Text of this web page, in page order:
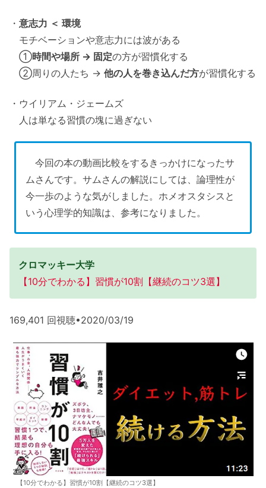
・ 意志力 ＜ 環境
モチベーションや意志力には波がある
①時間や場所 → 固定の方が習慣化する
②周りの人たち → 他の人を巻き込んだ方が習慣化する
・ウイリアム・ジェームズ
人は単なる習慣の塊に過ぎない
今回の本の動画比較をするきっかけになったサ
ムさんです。サムさんの解説にしては、論理性が
今一歩のような気がしました。ホメオスタシスと
いう心理学的知識は、参考になりました。
クロマッキー大学
【10分でわかる】習慣が10割【継続のコツ3選】
169,401 回視聴•2020/03/19
【10分でわかる】習慣が10割【継続のコツ3選】